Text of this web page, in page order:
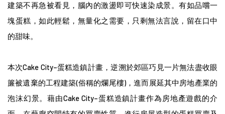
建築不再急被看見，腦內的激盪即可快速染成景。有如品嚐一
塊蛋糕，如此輕鬆，無量化之需要，只剩無法言說，留在口中
的甜味。
本次Cake City–蛋糕造鎮計畫，逆溯於郊區巧見一片無法盡收眼
簾被遺棄的工程建築(俗稱的爛尾樓)，進而展延其中房地產業的
泡沫幻景。藉由Cake City–蛋糕造鎮計畫作為房地產遊戲的介